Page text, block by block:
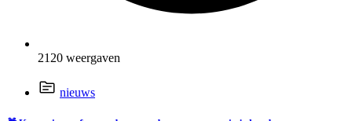
2120 weergaven
nieuws